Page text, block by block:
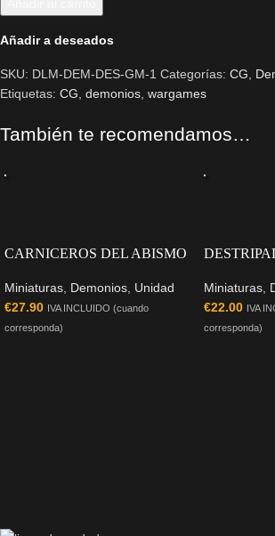
Añadir a deseados
SKU: DLM-DEM-DES-GM-1 Categorías: CG
Etiquetas: CG demonios wargames
También te recomendamos…
CARNICEROS DEL ABISMO
Miniaturas, Demonios, Unidad
€27.90 IVA INCLUIDO (cuando
corresponda)
Miniaturas,
€22.00 IVA
corresponda)